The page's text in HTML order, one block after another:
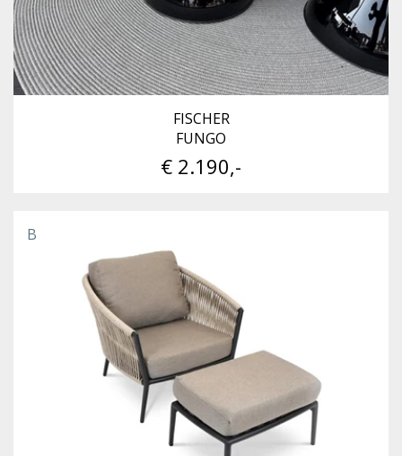
FISCHER
FUNGO
€ 2.190,-
B